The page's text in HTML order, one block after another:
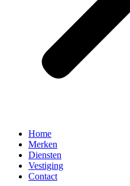
Home
Merken
Diensten
Vestiging
Contact